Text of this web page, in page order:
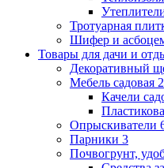
Тротуарная
Шифер и
Товары для дачи и
Декоративный
Мебель садовая 2
Качели
Опрыскиватели
Парники 3
Почвогрунт,